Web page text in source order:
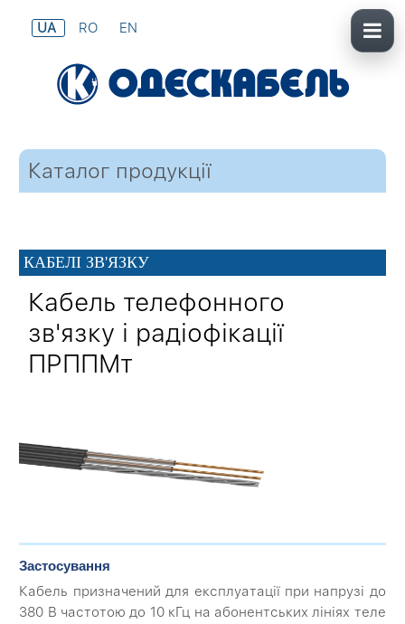
UA RO EN
Каталог продукції
КАБЕЛІ ЗВ'ЯЗКУ
Кабель телефонного
зв'язку і радіофікації
ПРППМт
Застосування
Кабель призначений для експлуатації при напрузі до
380 В частотою до 10 кГц на абонентських лініях теле